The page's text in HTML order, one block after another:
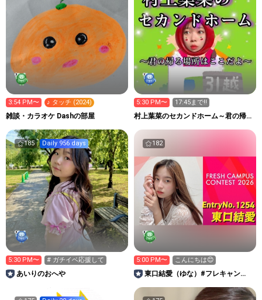
3:54 PM〜 ♪ タッチ (2024)
雑談・カラオケ Dashの部屋
5:30 PM〜 17:45まで‼️
村上葉菜のセカンドホーム～君の帰る
185 Daily 956 days
5:30 PM〜 # ガチイベ応援して
あいりのおへや
182
5:00 PM〜 こんにちは😊
東口結愛（ゆな）#フレキャン